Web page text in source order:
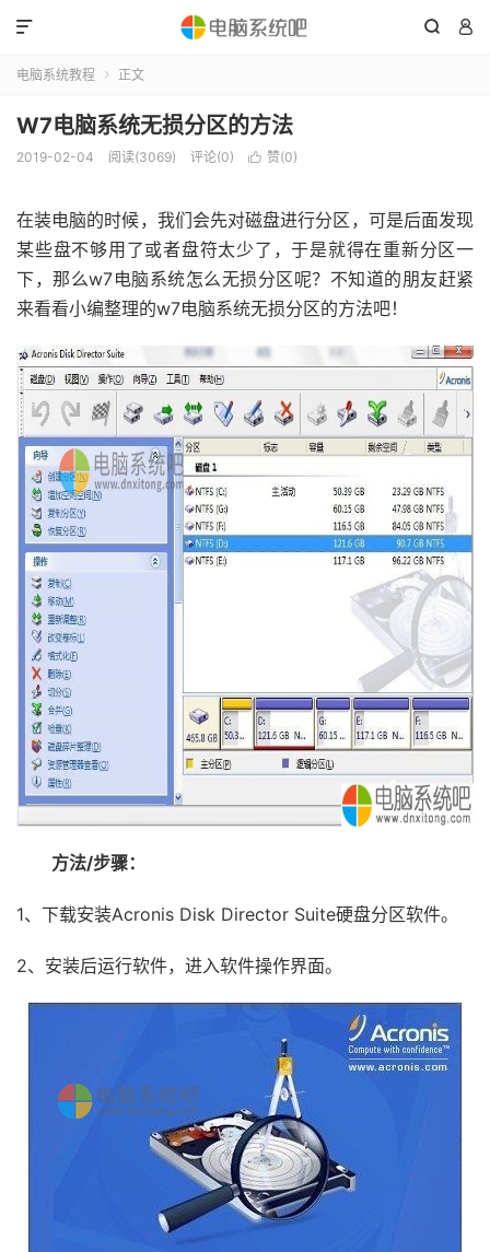
 

电脑系统教程  正文
W7电脑系统无损分区的方法
2019-02-04 阅读(3069) 评论(0)  赞(0)
在装电脑的时候，我们会先对磁盘进行分区，可是后面发现
某些盘不够用了或者盘符太少了，于是就得在重新分区一
下，那么w7电脑系统怎么无损分区呢？不知道的朋友赶紧
来看看小编整理的w7电脑系统无损分区的方法吧！
方法/步骤：
1、下载安装Acronis Disk Director Suite硬盘分区软件。
2、安装后运行软件，进入软件操作界面。